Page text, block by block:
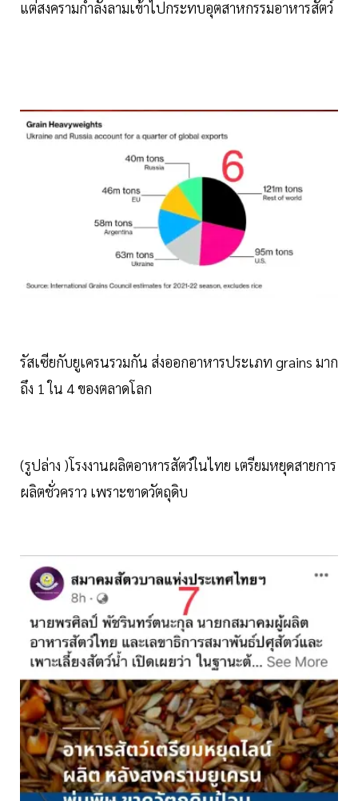
แต่สงครามกำลังลามเข้าไปกระทบอุตสาหกรรมอาหารสัตว์
รัสเซียกับยูเครนรวมกัน ส่งออกอาหารประเภท grains มาก
ถึง 1 ใน 4 ของตลาดโลก
(รูปล่าง )โรงงานผลิตอาหารสัตว์ในไทย เตรียมหยุดสายการ
ผลิตชั่วคราว เพราะขาดวัตถุดิบ